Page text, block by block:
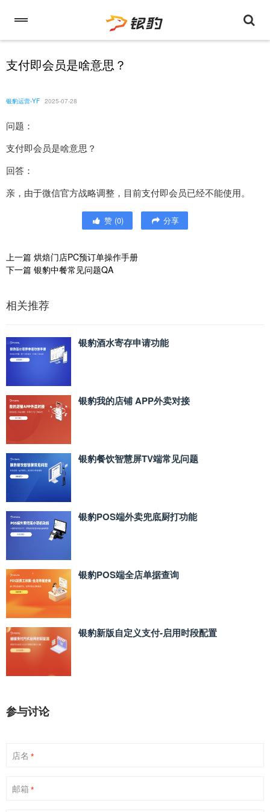
支付即会员是啥意思？
银豹运营-YF 2025-07-28
问题：
支付即会员是啥意思？
回答：
亲，由于微信官方战略调整，目前支付即会员已经不能使用。
赞 (0) 分享
上一篇 烘焙门店PC预订单操作手册
下一篇 银豹中餐常见问题QA
相关推荐
银豹酒水寄存申请功能
银豹我的店铺 APP外卖对接
银豹餐饮智慧屏TV端常见问题
银豹POS端外卖兜底厨打功能
银豹POS端全店单据查询
银豹新版自定义支付‑启用时段配置
参与讨论
店名 *
邮箱 *